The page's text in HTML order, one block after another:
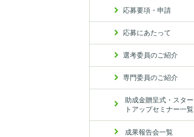
応募要項・申請
応募にあたって
選考委員のご紹介
専門委員のご紹介
助成金贈呈式・スター
トアップセミナー一覧
成果報告会一覧